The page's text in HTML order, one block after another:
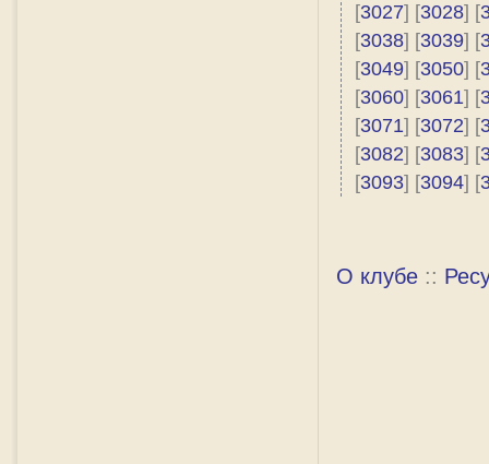
[3027] [3028] [
[3038] [3039] [
[3049] [3050] [
[3060] [3061] [
[3071] [3072] [
[3082] [3083] [
[3093] [3094] [
О клубе ::